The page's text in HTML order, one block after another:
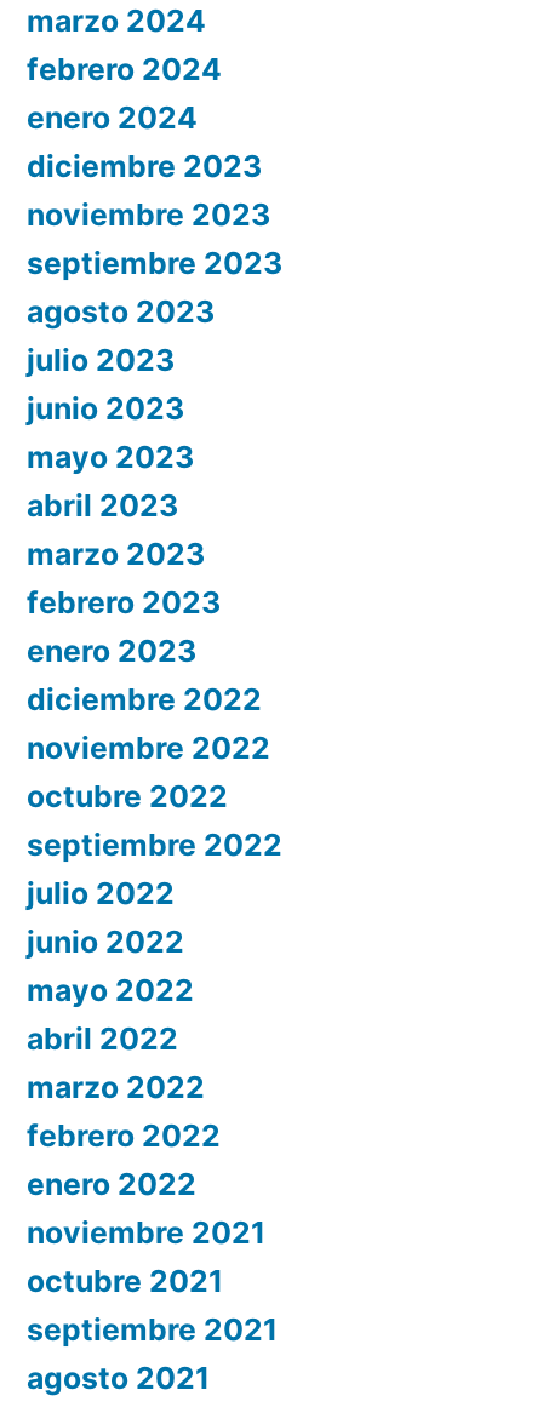
marzo 2024
febrero 2024
enero 2024
diciembre 2023
noviembre 2023
septiembre 2023
agosto 2023
julio 2023
junio 2023
mayo 2023
abril 2023
marzo 2023
febrero 2023
enero 2023
diciembre 2022
noviembre 2022
octubre 2022
septiembre 2022
julio 2022
junio 2022
mayo 2022
abril 2022
marzo 2022
febrero 2022
enero 2022
noviembre 2021
octubre 2021
septiembre 2021
agosto 2021